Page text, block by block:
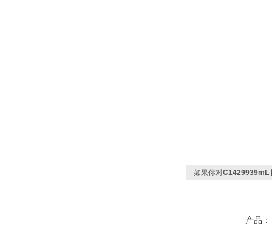
如果你对C1429939mL
产品：